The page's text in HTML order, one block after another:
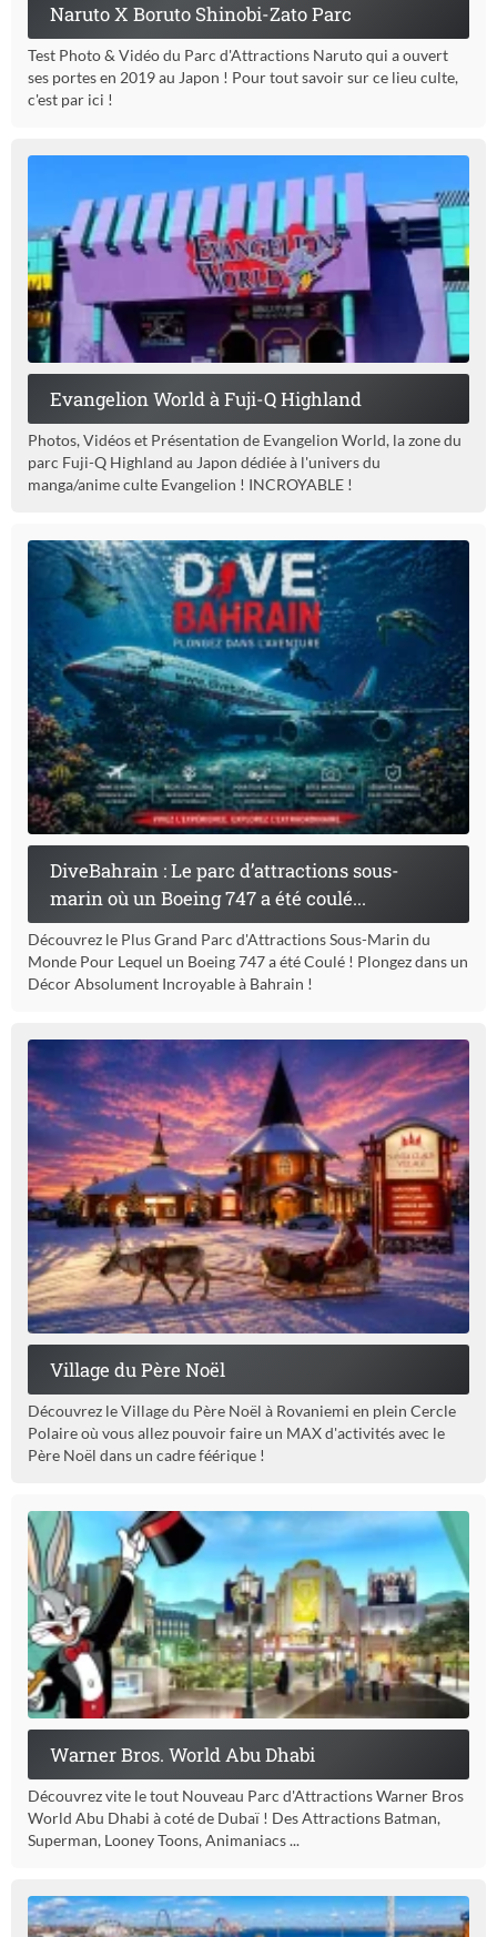
Naruto X Boruto Shinobi-Zato Parc
Test Photo & Vidéo du Parc d'Attractions Naruto qui a ouvert
ses portes en 2019 au Japon ! Pour tout savoir sur ce lieu culte,
c'est par ici !
Evangelion World à Fuji-Q Highland
Photos, Vidéos et Présentation de Evangelion World, la zone du
parc Fuji-Q Highland au Japon dédiée à l'univers du
manga/anime culte Evangelion ! INCROYABLE !
DiveBahrain : Le parc d’attractions sous-
marin où un Boeing 747 a été coulé...
Découvrez le Plus Grand Parc d'Attractions Sous-Marin du
Monde Pour Lequel un Boeing 747 a été Coulé ! Plongez dans un
Décor Absolument Incroyable à Bahrain !
Village du Père Noël
Découvrez le Village du Père Noël à Rovaniemi en plein Cercle
Polaire où vous allez pouvoir faire un MAX d'activités avec le
Père Noël dans un cadre féérique !
Warner Bros. World Abu Dhabi
Découvrez vite le tout Nouveau Parc d'Attractions Warner Bros
World Abu Dhabi à coté de Dubaï ! Des Attractions Batman,
Superman, Looney Toons, Animaniacs ...